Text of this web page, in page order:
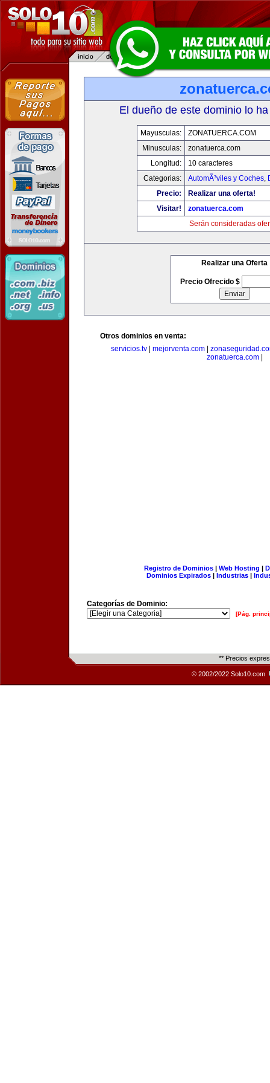
El dueño de este dominio lo
Mayusculas:
ZONATUERCA.COM
Minusculas:
zonatuerca.com
Longitud:
10 caracteres
Categorias:
AutomÃ³viles y Coches,
Precio:
Realizar una oferta!
Visitar!
zonatuerca.com
Serán consideradas
Realizar una Oferta
Precio Ofrecido $
Otros dominios en venta:
servicios.tv| mejorventa.com|
zonatuerca.com|
Registro de Dominios| Web Hosting |
Dominios Expirados | Industrias |
Categorías de Dominio:
[Pág.
** Precios
© 2002/2022 Solo10.com